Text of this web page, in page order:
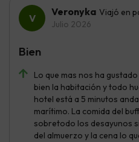
Veronyka Viajó en
Julio 2026
Lo que mas nos ha
bien la habitación y todo
hotel está a 5 minutos
marítimo. La comida del
sobretodo los desayunos
del almuerzo y la cena lo
Bien